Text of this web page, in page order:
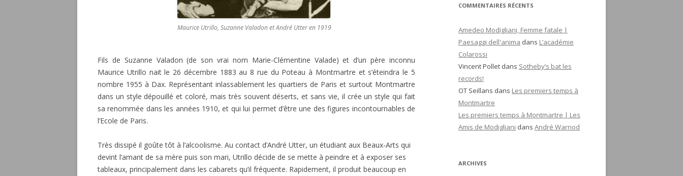
Maurice Utrillo, Suzanne Valadon et André Utter en 1919
Fils de Suzanne Valadon (de son vrai nom Marie-Clémentine Valade) et d’un père inconnu
Maurice Utrillo nait le 26 décembre 1883 au 8 rue du Poteau à Montmartre et s’éteindra le 5
nombre 1955 à Dax. Représentant inlassablement les quartiers de Paris et surtout Montmartre
dans un style dépouillé et coloré, mais très souvent déserts, et sans vie, il crée un style qui fait
sa renommée dans les années 1910, et qui lui permet d’être une des figures incontournables de
l’Ecole de Paris.
Très dissipé il goûte tôt à l’alcoolisme. Au contact d’André Utter, un étudiant aux Beaux-Arts qui
devint l’amant de sa mère puis son mari, Utrillo décide de se mette à peindre et à exposer ses
tableaux, principalement dans les cabarets qu’il fréquente. Rapidement, il produit beaucoup en
COMMENTAIRES RÉCENTS
Amedeo Modigliani, Femme fatale |
Paesaggi dell'anima dans L’académie
Colarossi
Vincent Pollet dans Sotheby’s bat les
records!
OT Seillans dans Les premiers temps à
Montmartre
Les premiers temps à Montmartre | Les
Amis de Modigliani dans André Warnod
ARCHIVES